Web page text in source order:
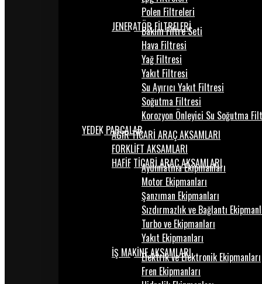
Polen Filtreleri
JENERATÖR FİLTRELERİ
Bakım Filtre Seti
Hava Filtresi
Yağ Filtresi
Yakıt Filtresi
Su Ayırıcı Yakıt Filtresi
Soğutma Filtresi
Korozyon Önleyici Su Soğutma
YEDEK PARÇALARAĞIR TİCARİ ARAÇ AKSAMLARI
FORKLİFT AKSAMLARI
HAFİF TİCARİ ARAÇ AKSAMLARI
Aydınlatma Ekipmanları
Motor Ekipmanları
Şanzıman Ekipmanları
Sızdırmazlık ve Bağlantı
Turbo ve Ekipmanları
Yakıt Ekipmanları
İŞ MAKİNE AKSAMLARI
Elektrik ve Elektronik Ekipmanları
Fren Ekipmanları